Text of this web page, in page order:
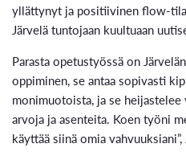
yllättynyt ja positiivinen flow-tila
Järvelä tuntojaan kuultuaan
Parasta opetustyössä on
oppiminen, se antaa sopivasti
monimuotoista, ja se
arvoja ja asenteita. Koen työni
käyttää siinä omia